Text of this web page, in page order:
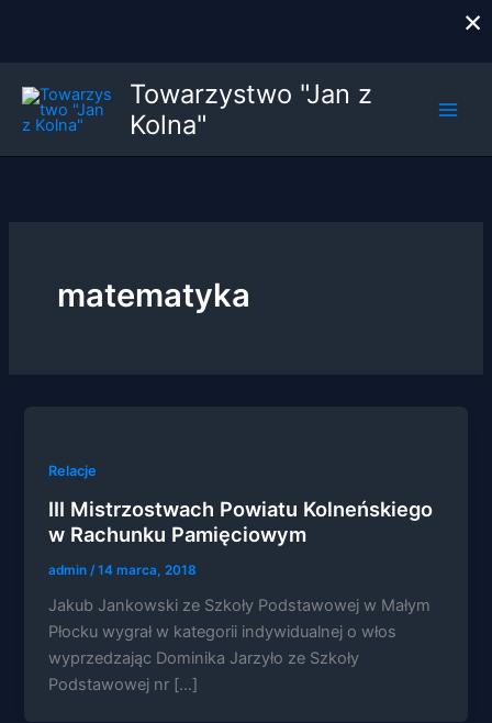
treści
Towarzystwo "Jan z
Kolna"
matematyka
Relacje
III Mistrzostwach Powiatu Kolneńskiego
w Rachunku Pamięciowym
admin /14 marca, 2018
Jakub Jankowski ze Szkoły Podstawowej w Małym
Płocku wygrał w kategorii indywidualnej o włos
wyprzedzając Dominika Jarzyło ze Szkoły
Podstawowej nr […]
×
Konieczne
Te pliki cookie
nie są